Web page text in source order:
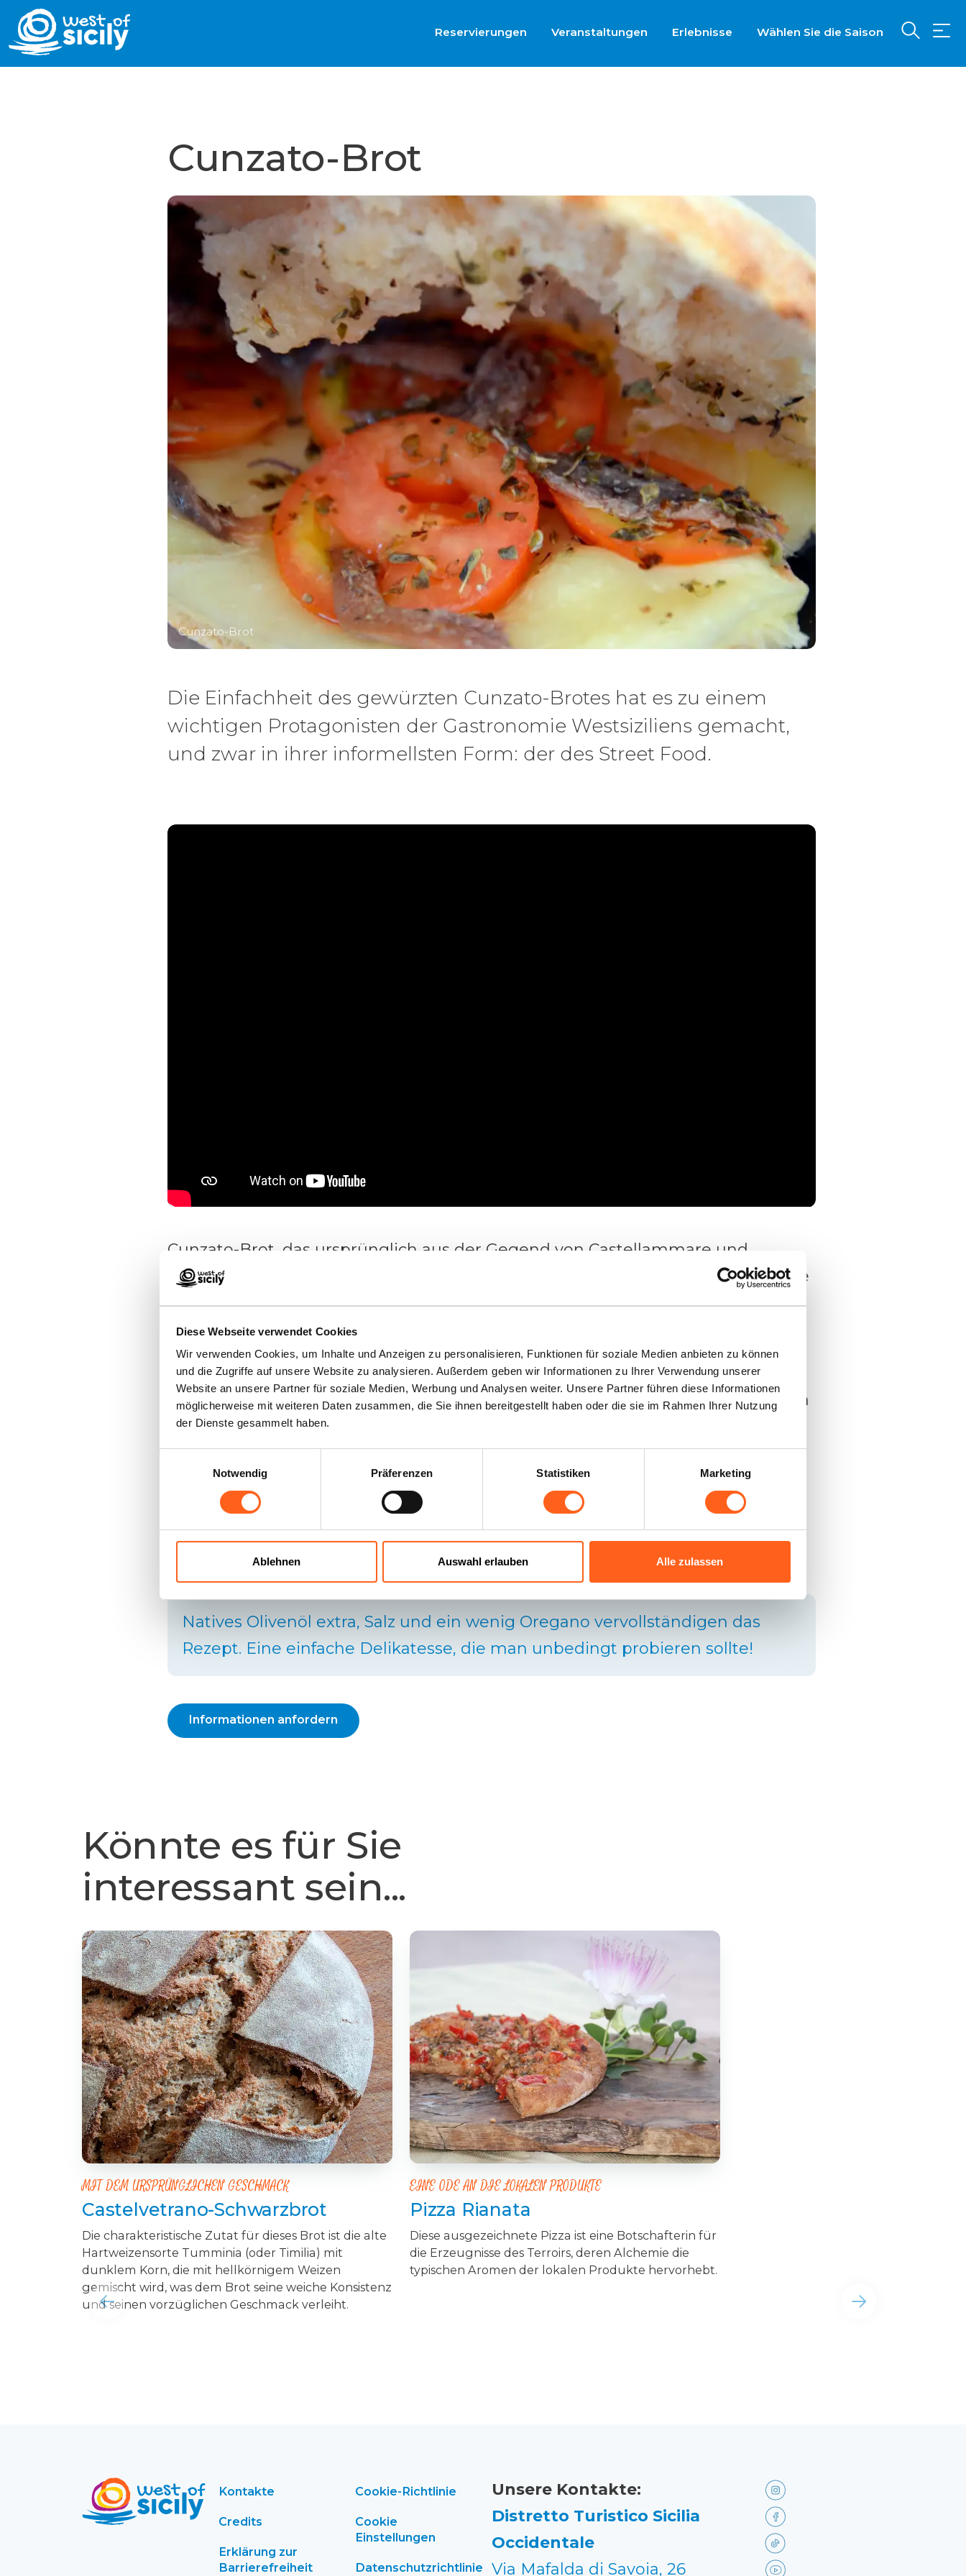
Diese Webseite verwendet Cookies
Wir verwenden Cookies, um Inhalte und Anzeigen zu personalisieren, Funktionen für soziale Medien anbieten zu können
und die Zugriffe auf unsere Website zu analysieren. Außerdem geben wir Informationen zu Ihrer Verwendung unserer
Website an unsere Partner für soziale Medien, Werbung und Analysen weiter. Unsere Partner führen diese Informationen
möglicherweise mit weiteren Daten zusammen, die Sie ihnen bereitgestellt haben oder die sie im Rahmen Ihrer Nutzung
der Dienste gesammelt haben.
Notwendig
Präferenzen Statistiken Marketing
Ablehnen Auswahl erlauben Alle zulassen
Reservierungen Veranstaltungen Erlebnisse Wählen Sie die Saison
Cunzato-Brot
Cunzato-Brot
Die Einfachheit des gewürzten Cunzato-Brotes hat es zu einem
wichtigen Protagonisten der Gastronomie Westsiziliens gemacht,
und zwar in ihrer informellsten Form: der des Street Food.
Cunzato-Brot, das ursprünglich aus der Gegend von Castellammare und
Scopello stammt, gehört zu den typischen Lunchpaketen der Ausflügler, die die
schönen Strände dieser Gegend besuchen.
In Scopello zum Beispiel kann man an Sommertagen eine lange Schlange von
Kundschaft sehen, die darauf wartet, ins Innere eines kleinen Holzofens zu
gelangen. Die Erfolgsgeheimnisse des Cunzato-Brotes sind vielfältig: zum einen
wird das hausgemachte Hartweizenbrot aus Sauerteig hergestellt, der
stundenlang aufgehen muss, bevor er im Holzofen gebacken und noch warm
mit den anderen schmackhaften Zutaten gefüllt wird. Zum anderen
kennzeichnen alle Zutaten, die dieses Brot ausmachen, eine starke
Gebietsverbundenheit: Tomaten, frischer Schafskäse (der in Scheiben
geschnittene sogenannte Primosale) und Sardellen.
Natives Olivenöl extra, Salz und ein wenig Oregano vervollständigen das
Rezept. Eine einfache Delikatesse, die man unbedingt probieren sollte!
Informationen anfordern
Könnte es für Sie
interessant sein...
MIT DEM URSPRÜNGLICHEN GESCHMACK
Castelvetrano-Schwarzbrot
Die charakteristische Zutat für dieses Brot ist die alte
Hartweizensorte Tumminia (oder Timilia) mit
dunklem Korn, die mit hellkörnigem Weizen
gemischt wird, was dem Brot seine weiche Konsistenz
und seinen vorzüglichen Geschmack verleiht.
EINE ODE AN DIE LOKALEN PRODUKTE
Pizza Rianata
Diese ausgezeichnete Pizza ist eine Botschafterin für
die Erzeugnisse des Terroirs, deren Alchemie die
typischen Aromen der lokalen Produkte hervorhebt.
Kontakte
Credits
Erklärung zur
Barrierefreiheit
Cookie-Richtlinie
Cookie
Einstellungen
Datenschutzrichtlinie
Unsere Kontakte:
Distretto Turistico Sicilia
Occidentale
Via Mafalda di Savoia, 26